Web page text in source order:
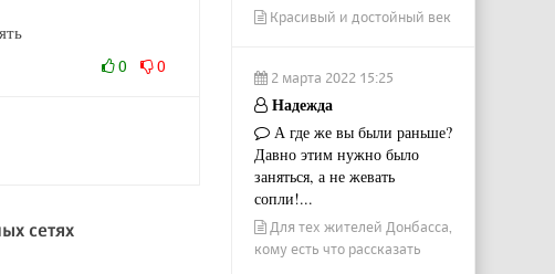
0 0
сетях
Красивый и достойный век
2 марта 2022 15:25
Надежда
А где же вы были раньше?
Давно этим нужно было
заняться, а не жевать
сопли!...
Для тех жителей Донбасса,
кому есть что рассказать